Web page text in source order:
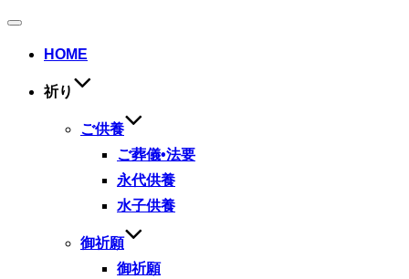
ナ
HOME
祈り
ご供養
ご葬儀•法要
永代供養
水子供養
御祈願
御祈願